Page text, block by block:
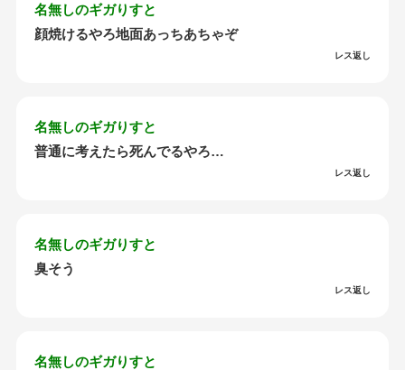
名無しのギガりすと
顔焼けるやろ地面あっちあちゃぞ
レス返し
名無しのギガりすと
普通に考えたら死んでるやろ…
レス返し
名無しのギガりすと
臭そう
レス返し
名無しのギガりすと